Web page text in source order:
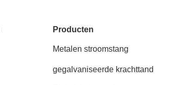
Producten
Metalen stroomstang
gegalvaniseerde krachttand